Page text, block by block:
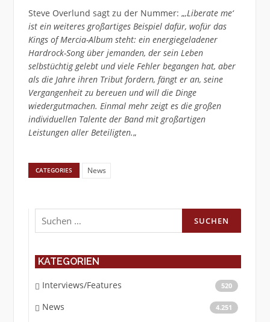
Steve Overlund sagt zu der Nummer: „‚Liberate me‘
ist ein weiteres großartiges Beispiel dafür, wofür das
Kings of Mercia-Album steht: ein energiegeladener
Hardrock-Song über jemanden, der sein Leben
selbstüchtig gelebt und viele Fehler begangen hat, aber
als die Jahre ihren Tribut fordern, fängt er an, seine
Vergangenheit zu bereuen und will die Dinge
wiedergutmachen. Einmal mehr zeigt es die großen
individuellen Talente der Band mit großartigen
Leistungen aller Beteiligten.„
CATEGORIES News
Suchen
nach:
KATEGORIEN
Interviews/Features 520
News 4.251